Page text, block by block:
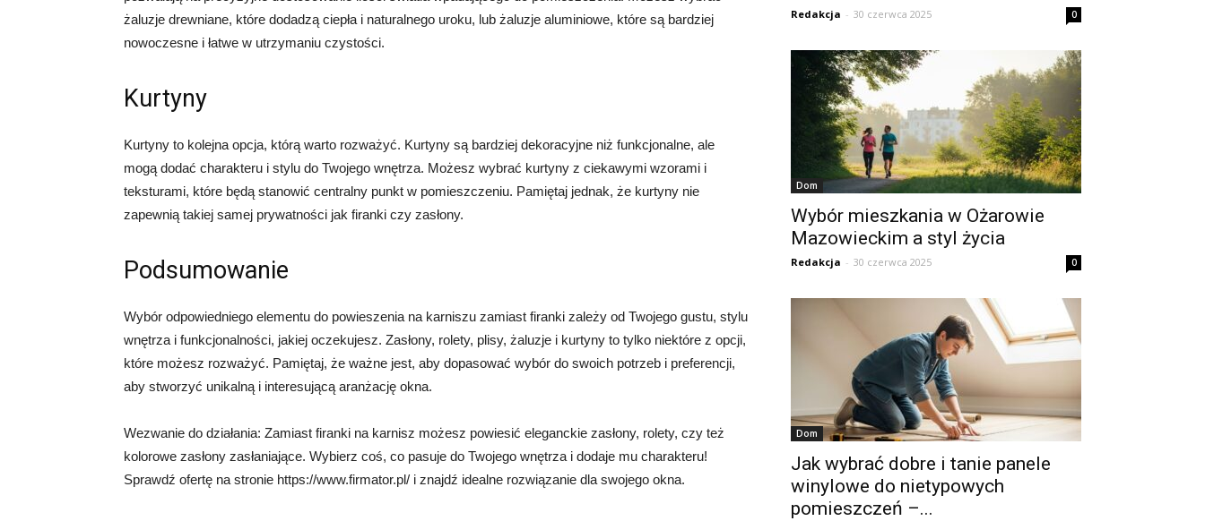
żaluzje drewniane, które dodadzą ciepła i naturalnego uroku, lub żaluzje aluminiowe, które są bardziej
nowoczesne i łatwe w utrzymaniu czystości.
Kurtyny
Kurtyny to kolejna opcja, którą warto rozważyć. Kurtyny są bardziej dekoracyjne niż funkcjonalne, ale
mogą dodać charakteru i stylu do Twojego wnętrza. Możesz wybrać kurtyny z ciekawymi wzorami i
teksturami, które będą stanowić centralny punkt w pomieszczeniu. Pamiętaj jednak, że kurtyny nie
zapewnią takiej samej prywatności jak firanki czy zasłony.
Podsumowanie
Wybór odpowiedniego elementu do powieszenia na karniszu zamiast firanki zależy od Twojego gustu, stylu
wnętrza i funkcjonalności, jakiej oczekujesz. Zasłony, rolety, plisy, żaluzje i kurtyny to tylko niektóre z opcji,
które możesz rozważyć. Pamiętaj, że ważne jest, aby dopasować wybór do swoich potrzeb i preferencji,
aby stworzyć unikalną i interesującą aranżację okna.
Wezwanie do działania: Zamiast firanki na karnisz możesz powiesić eleganckie zasłony, rolety, czy też
kolorowe zasłony zasłaniające. Wybierz coś, co pasuje do Twojego wnętrza i dodaje mu charakteru!
Sprawdź ofertę na stronie https://www.firmator.pl/ i znajdź idealne rozwiązanie dla swojego okna.
Redakcja - 30 czerwca 2025 0
Dom
Wybór mieszkania w Ożarowie
Mazowieckim a styl życia
Redakcja - 30 czerwca 2025 0
Dom
Jak wybrać dobre i tanie panele
winylowe do nietypowych
pomieszczeń –...